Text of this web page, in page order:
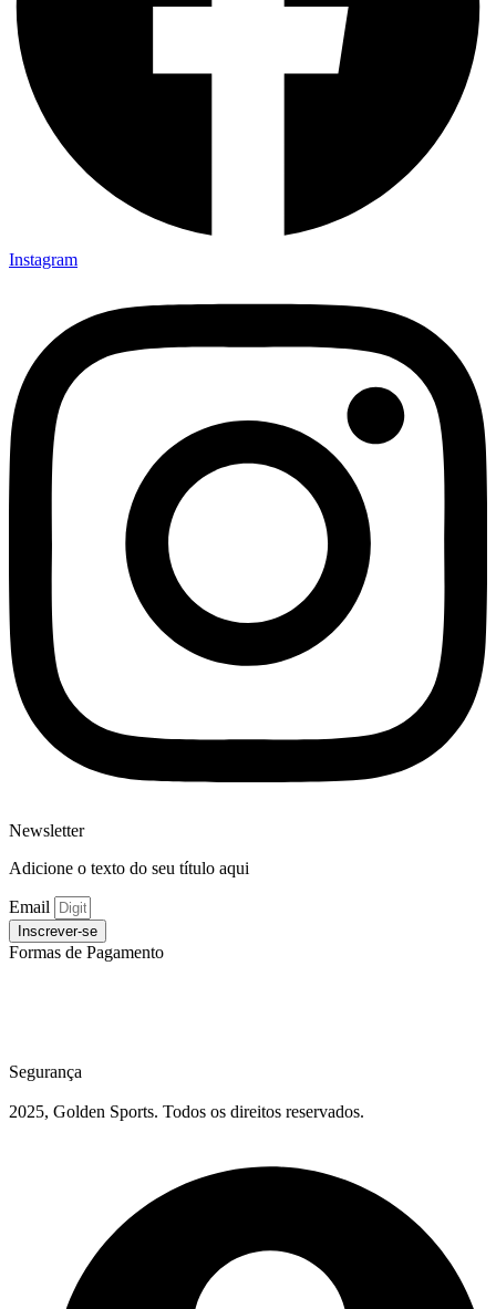
Instagram
Newsletter
Adicione o texto do seu título aqui
Email
Inscrever-se
Formas de Pagamento
Segurança
2025, Golden Sports. Todos os direitos reservados.